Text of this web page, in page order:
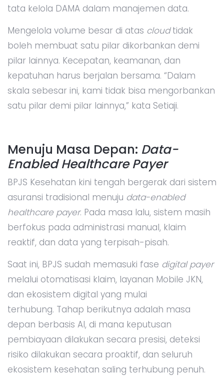
tata kelola DAMA dalam manajemen data.
Mengelola volume besar di atas cloudtidak
boleh membuat satu pilar dikorbankan demi
pilar lainnya. Kecepatan, keamanan, dan
kepatuhan harus berjalan bersama. “Dalam
skala sebesar ini, kami tidak bisa mengorbankan
satu pilar demi pilar lainnya,” kata Setiaji.
Menuju Masa Depan: Data-
Enabled Healthcare Payer
BPJS Kesehatan kini tengah bergerak dari sistem
asuransi tradisional menuju data-enabled
healthcare payer. Pada masa lalu, sistem masih
berfokus pada administrasi manual, klaim
reaktif, dan data yang terpisah-pisah.
Saat ini, BPJS sudah memasuki fase digital payer
melalui otomatisasi klaim, layanan Mobile JKN,
dan ekosistem digital yang mulai
terhubung. Tahap berikutnya adalah masa
depan berbasis AI, di mana keputusan
pembiayaan dilakukan secara presisi, deteksi
risiko dilakukan secara proaktif, dan seluruh
ekosistem kesehatan saling terhubung penuh.